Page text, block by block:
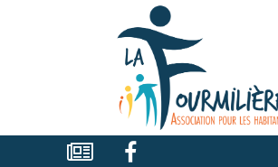
La
fourmilière
Actualités Facebook
Cookies management panel